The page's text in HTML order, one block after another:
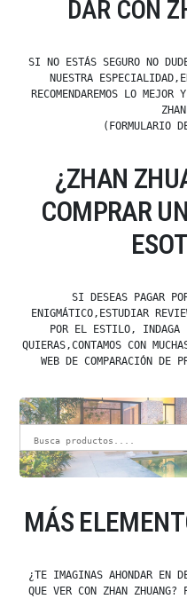
DAR CON
SI NO ESTÁS SEGURO NO
NUESTRA
RECOMENDAREMOS LO
(FORMULARIO
¿ZHAN
COMPRAR
SI DESEAS PAGAR
ENIGMÁTICO,ESTUDIAR
POR EL ESTILO, INDAGA
QUIERAS,CONTAMOS CON
WEB DE COMPARACIÓN DE
MÁS
¿TE IMAGINAS AHONDAR EN
QUE VER CON ZHAN ZHUANG?